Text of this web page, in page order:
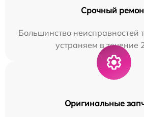
Срочный
Большинство неисправностей
устраняем в течение
Оригинальные